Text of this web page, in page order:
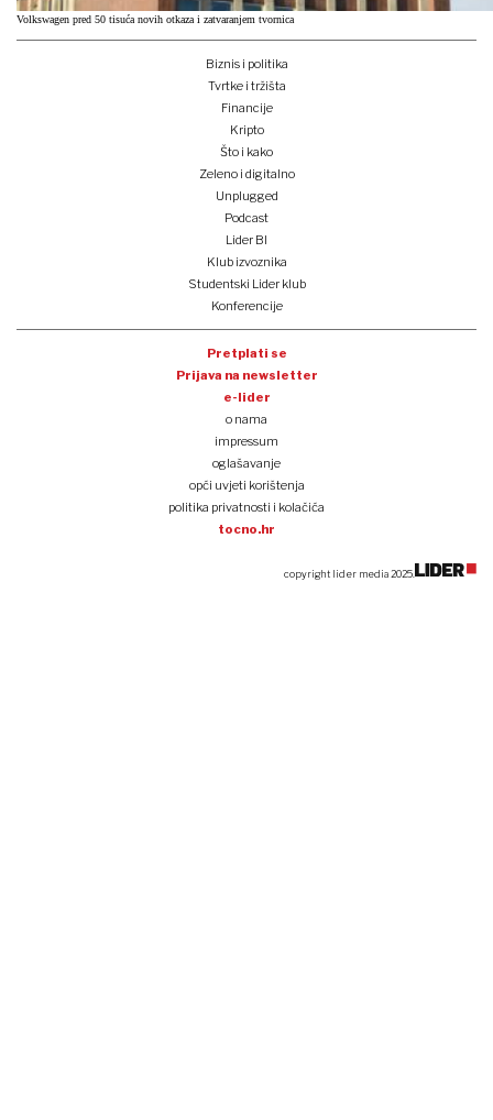
Volkswagen pred 50 tisuća novih otkaza i zatvaranjem tvornica
Biznis i politika
Tvrtke i tržišta
Financije
Kripto
Što i kako
Zeleno i digitalno
Unplugged
Podcast
Lider BI
Klub izvoznika
Studentski Lider klub
Konferencije
Pretplati se
Prijava na newsletter
e-lider
o nama
impressum
oglašavanje
opći uvjeti korištenja
politika privatnosti i kolačića
tocno.hr
copyright lider media 2025.